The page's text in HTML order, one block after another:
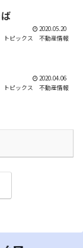
2020.05.20
トピックス 不動産情報
2020.04.06
トピックス 不動産情報